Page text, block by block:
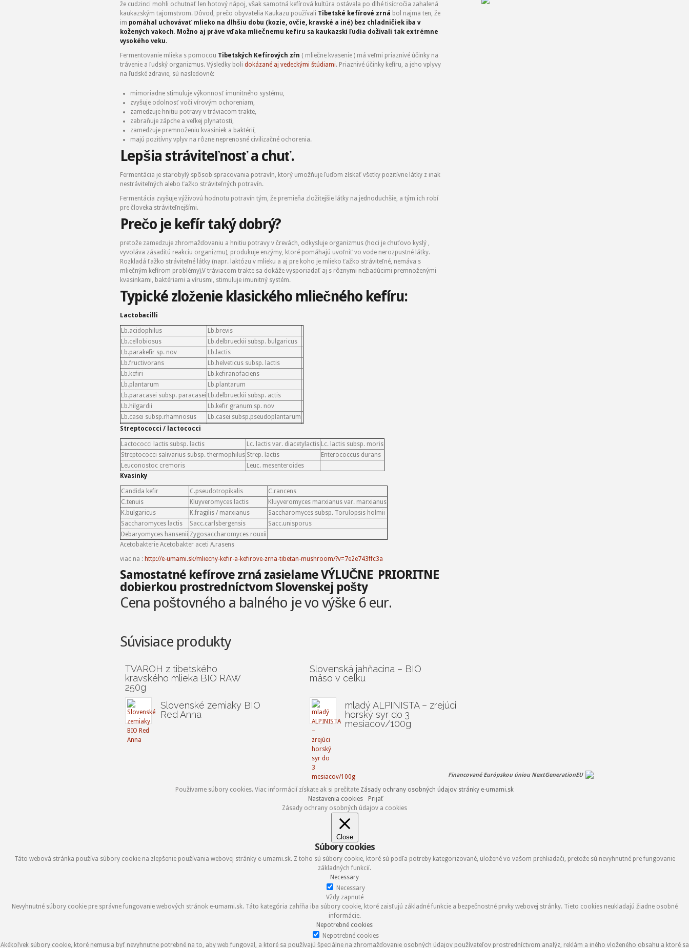
že cudzinci mohli ochutnať len hotový nápoj, však samotná kefírová kultúra ostávala po dlhé tisícročia zahalená
kaukazským tajomstvom. Dôvod, prečo obyvatelia Kaukazu používali Tibetské kefírové zrná bol najmä ten, že
im pomáhal uchovávať mlieko na dlhšiu dobu (kozie, ovčie, kravské a iné) bez chladničiek iba v
kožených vakoch. Možno aj práve vďaka mliečnemu kefíru sa kaukazskí ľudia dožívali tak extrémne
vysokého veku.
Fermentovanie mlieka s pomocou Tibetských Kefírových zŕn ( mliečne kvasenie ) má veľmi priaznivé účinky na
trávenie a ľudský organizmus. Výsledky boli dokázané aj vedeckými štúdiami. Priaznivé účinky kefíru, a jeho vplyvy
na ľudské zdravie, sú nasledovné:
mimoriadne stimuluje výkonnosť imunitného systému,
zvyšuje odolnosť voči vírovým ochoreniam,
zamedzuje hnitiu potravy v tráviacom trakte,
zabraňuje zápche a veľkej plynatosti,
zamedzuje premnoženiu kvasiniek a baktérií,
majú pozitívny vplyv na rôzne neprenosné civilizačné ochorenia.
Lepšia stráviteľnosť a chuť.
Fermentácia je starobylý spôsob spracovania potravín, ktorý umožňuje ľuďom získať všetky pozitívne látky z inak
nestráviteľných alebo ťažko stráviteľných potravín.
Fermentácia zvyšuje výživovú hodnotu potravín tým, že premieňa zložitejšie látky na jednoduchšie, a tým ich robí
pre človeka stráviteľnejšími.
Prečo je kefír taký dobrý?
pretože zamedzuje zhromažďovaniu a hnitiu potravy v črevách, odkysluje organizmus (hoci je chuťovo kyslý ,
vyvoláva zásaditú reakciu organizmu), produkuje enzýmy, ktoré pomáhajú uvoľniť vo vode nerozpustné látky.
Rozkladá ťažko stráviteľné látky (napr. laktózu v mlieku a aj pre koho je mlieko ťažko stráviteľné, nemáva s
mliečným kefírom problémy).V tráviacom trakte sa dokáže vysporiadať aj s rôznymi nežiadúcimi premnoženými
kvasinkami, baktériami a vírusmi, stimuluje imunitný systém.
Typické zloženie klasického mliečného kefíru:
Lactobacilli
Lb.acidophilus
Lb.brevis
Lb.cellobiosus
Lb.delbrueckii subsp. bulgaricus
Lb.parakefir sp. nov
Lb.lactis
Lb.fructivorans
Lb.helveticus subsp. lactis
Lb.kefiri
Lb.kefiranofaciens
Lb.plantarum
Lb.plantarum
Lb.paracasei subsp. paracasei Lb.delbrueckii subsp. actis
Lb.hilgardii
Lb.kefir granum sp. nov
Lb.casei subsp.rhamnosus
Lb.casei subsp.pseudoplantarum
Streptococci / lactococci
Lactococci lactis subsp. lactis Lc. lactis var. diacetylactis Lc. lactis subsp. moris
Streptococci salivarius subsp. thermophilus Strep. lactis
Enterococcus durans
Leuconostoc cremoris
Leuc. mesenteroides
Kvasinky
Candida kefir C.pseudotropikalis
C.rancens
C.tenuis
Kluyveromyces lactis
Kluyveromyces marxianus var. marxianus
K.bulgaricus
K.fragilis / marxianus
Saccharomyces subsp. Torulopsis holmii
Saccharomyces lactis
Sacc.carlsbergensis
Sacc.unisporus
Debaryomyces hansenii Zygosaccharomyces rouxii
Acetobakterie Acetobakter aceti A.rasens
viac na : http://e-umami.sk/mliecny-kefir-a-kefirove-zrna-tibetan-mushroom/?v=7e2e743ffc3a
Samostatné kefírove zrná zasielame VÝLUČNE PRIORITNE
dobierkou prostredníctvom Slovenskej pošty
Cena poštovného a balného je vo výške 6 eur.
Súvisiace produkty
TVAROH z tibetského
kravského mlieka BIO RAW
250g
Slovenská jahňacina – BIO
mäso v celku
Slovenské zemiaky BIO
Red Anna
mladý ALPINISTA – zrejúci
horský syr do 3
mesiacov/100g
Financované Európskou úniou NextGenerationEU
Používame súbory cookies. Viac informácií získate ak si prečítate Zásady ochrany osobných údajov stránky e-umami.sk
Nastavenia cookies
Prijať
Zásady ochrany osobných údajov a cookies
Close
Súbory cookies
Táto webová stránka používa súbory cookie na zlepšenie používania webovej stránky e-umami.sk. Z toho sú súbory cookie, ktoré sú podľa potreby kategorizované, uložené vo vašom prehliadači, pretože sú nevyhnutné pre fungovanie
základných funkcií.
Necessary
Necessary
Vždy zapnuté
Nevyhnutné súbory cookie pre správne fungovanie webových stránok e-umami.sk. Táto kategória zahŕňa iba súbory cookie, ktoré zaisťujú základné funkcie a bezpečnostné prvky webovej stránky. Tieto cookies neukladajú žiadne osobné
informácie.
Nepotrebné cookies
Nepotrebné cookies
Akékoľvek súbory cookie, ktoré nemusia byť nevyhnutne potrebné na to, aby web fungoval, a ktoré sa používajú špeciálne na zhromažďovanie osobných údajov používateľov prostredníctvom analýz, reklám a iného vloženého obsahu a ktoré sa